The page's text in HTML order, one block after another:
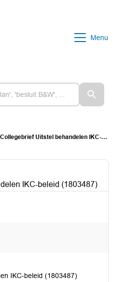
Menu
Collegebrief Uitstel behandelen IKC-beleid (1803487)
IKC-beleid (1803487)
IKC-beleid (1803487)